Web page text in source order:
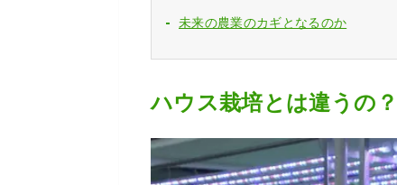
未来の農業のカギとなるのか
ハウス栽培とは違うの